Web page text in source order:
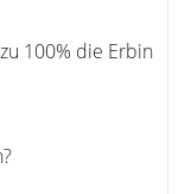
100% die Erbin